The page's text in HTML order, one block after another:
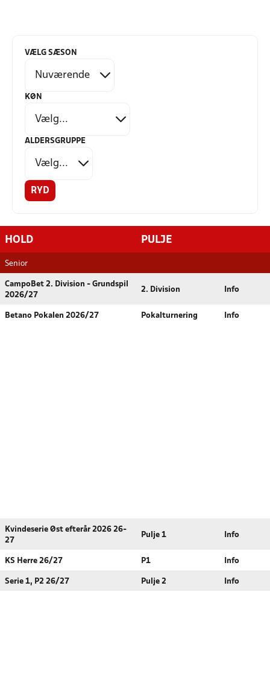
VÆLG SÆSON
KØN
ALDERSGRUPPE
RYD
HOLD PULJE
Senior
CampoBet 2. Division - Grundspil
2026/27
2. Division Info
Betano Pokalen 2026/27 Pokalturnering Info
Kvindeserie Øst efterår 2026 26-
27
Pulje 1 Info
KS Herre 26/27 P1 Info
Serie 1, P2 26/27 Pulje 2 Info